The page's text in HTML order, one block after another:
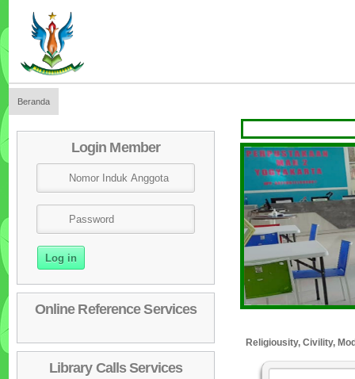
Beranda
Login Member
Online Reference Services
Library Calls Services
Religiousity, Civility,